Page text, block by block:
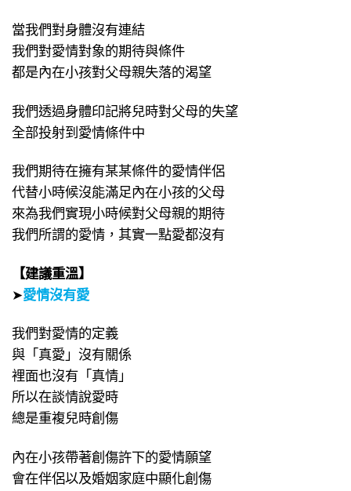
當我們對身體沒有連結
我們對愛情對象的期待與條件
都是內在小孩對父母親失落的渴望
我們透過身體印記將兒時對父母的失望
全部投射到愛情條件中
我們期待在擁有某某條件的愛情伴侶
代替小時候沒能滿足內在小孩的父母
來為我們實現小時候對父母親的期待
我們所謂的愛情，其實一點愛都沒有
【建議重溫】
➤愛情沒有愛
我們對愛情的定義
與「真愛」沒有關係
裡面也沒有「真情」
所以在談情說愛時
總是重複兒時創傷
內在小孩帶著創傷許下的愛情願望
會在伴侶以及婚姻家庭中顯化創傷